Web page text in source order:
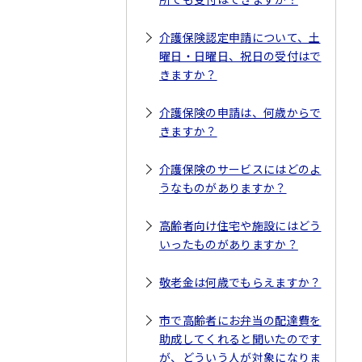
介護保険認定申請について、土
曜日・日曜日、祝日の受付はで
きますか？
介護保険の申請は、何歳からで
きますか？
介護保険のサービスにはどのよ
うなものがありますか？
高齢者向け住宅や施設にはどう
いったものがありますか？
敬老金は何歳でもらえますか？
市で高齢者にお弁当の配達費を
助成してくれると聞いたのです
が、どういう人が対象になりま